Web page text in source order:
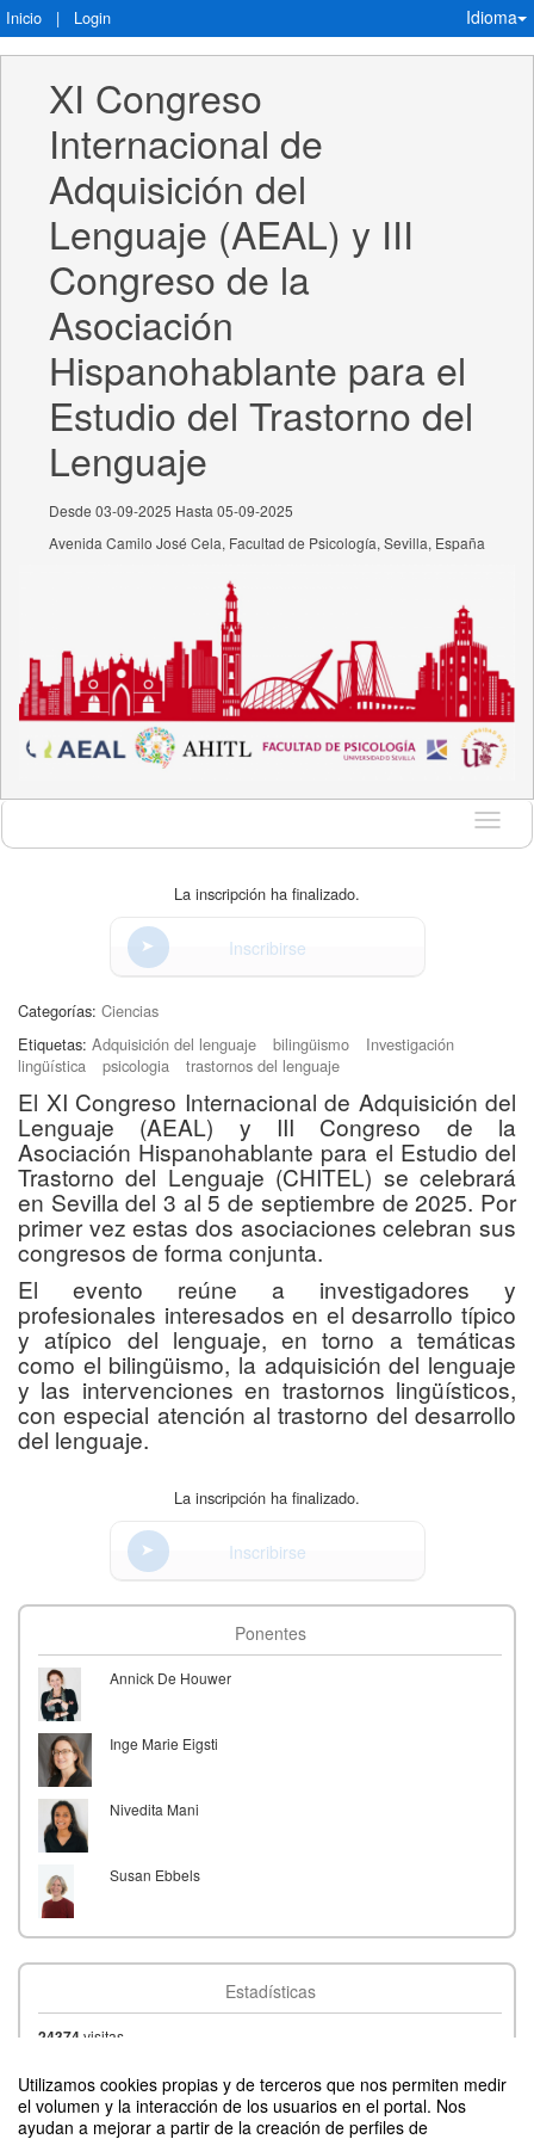
Utilizamos cookies propias y de terceros que nos permiten medir
el volumen y la interacción de los usuarios en el portal. Nos
ayudan a mejorar a partir de la creación de perfiles de
Inicio | Login Idioma
XI Congreso
Internacional de
Adquisición del
Lenguaje (AEAL) y III
Congreso de la
Asociación
Hispanohablante para el
Estudio del Trastorno del
Lenguaje
Desde 03-09-2025 Hasta 05-09-2025
Avenida Camilo José Cela, Facultad de Psicología, Sevilla, España
Idioma
La inscripción ha finalizado.
Inscribirse
Categorías: Ciencias
Etiquetas: Adquisición del lenguaje bilingüismo
Investigación
lingüística
psicologia trastornos del lenguaje
El XI Congreso Internacional de Adquisición del
Lenguaje (AEAL) y III Congreso de la
Asociación Hispanohablante para el Estudio del
Trastorno del Lenguaje (CHITEL) se celebrará
en Sevilla del 3 al 5 de septiembre de 2025. Por
primer vez estas dos asociaciones celebran sus
congresos de forma conjunta.
El evento reúne a investigadores y
profesionales interesados en el desarrollo típico
y atípico del lenguaje, en torno a temáticas
como el bilingüismo, la adquisición del lenguaje
y las intervenciones en trastornos lingüísticos,
con especial atención al trastorno del desarrollo
del lenguaje.
La inscripción ha finalizado.
Inscribirse
Ponentes
Annick De Houwer
Inge Marie Eigsti
Nivedita Mani
Susan Ebbels
Estadísticas
24374 visitas